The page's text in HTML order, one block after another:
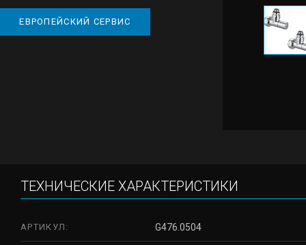
ЕВРОПЕЙСКИЙ СЕРВИС
ТЕХНИЧЕСКИЕ ХАРАКТЕРИСТИКИ
АРТИКУЛ: G476.0504